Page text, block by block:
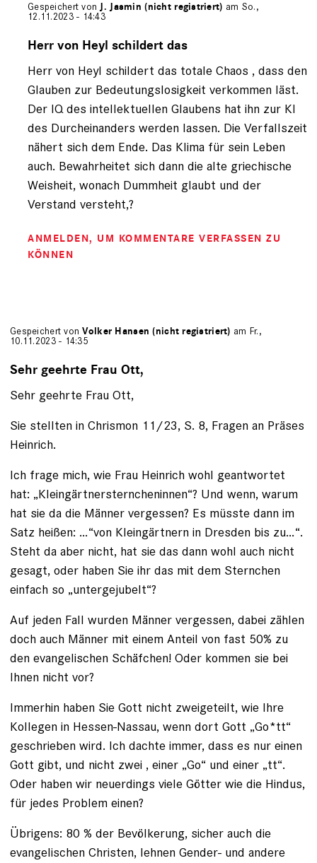
Gespeichert von J. Jasmin (nicht registriert) am So.,
12.11.2023 - 14:43
auf
Ulrich
von
(nicht
registriert)
Herr von Heyl schildert das
Herr von Heyl schildert das totale Chaos , dass den
Glauben zur Bedeutungslosigkeit verkommen läst.
Der IQ des intellektuellen Glaubens hat ihn zur KI
des Durcheinanders werden lassen. Die Verfallszeit
nähert sich dem Ende. Das Klima für sein Leben
auch. Bewahrheitet sich dann die alte griechische
Weisheit, wonach Dummheit glaubt und der
Verstand versteht,?
ANMELDEN, UM KOMMENTARE VERFASSEN ZU
KÖNNEN
Gespeichert vonVolker Hansen (nicht registriert) am Fr.,
10.11.2023 - 14:35
Sehr geehrte Frau Ott,
Sehr geehrte Frau Ott,
Sie stellten in Chrismon 11/23, S. 8, Fragen an Präses
Heinrich.
Ich frage mich, wie Frau Heinrich wohl geantwortet
hat: „Kleingärtnersterncheninnen“? Und wenn, warum
hat sie da die Männer vergessen? Es müsste dann im
Satz heißen: …“von Kleingärtnern in Dresden bis zu…“.
Steht da aber nicht, hat sie das dann wohl auch nicht
gesagt, oder haben Sie ihr das mit dem Sternchen
einfach so „untergejubelt“?
Auf jeden Fall wurden Männer vergessen, dabei zählen
doch auch Männer mit einem Anteil von fast 50% zu
den evangelischen Schäfchen! Oder kommen sie bei
Ihnen nicht vor?
Immerhin haben Sie Gott nicht zweigeteilt, wie Ihre
Kollegen in Hessen-Nassau, wenn dort Gott „Go*tt“
geschrieben wird. Ich dachte immer, dass es nur einen
Gott gibt, und nicht zwei , einer „Go“ und einer „tt“.
Oder haben wir neuerdings viele Götter wie die Hindus,
für jedes Problem einen?
Übrigens: 80 % der Bevölkerung, sicher auch die
evangelischen Christen, lehnen Gender- und andere